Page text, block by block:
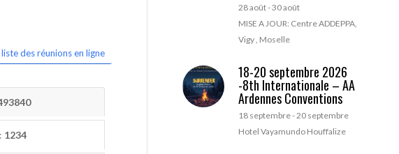
des réunions en ligne
1234
28 août-30 août
MISE A JOUR: Centre ADDEPPA,
Vigy , Moselle
18-20 septembre 2026
-8th Internationale – AA
Ardennes Conventions
18 septembre-20 septembre
Hotel Vayamundo Houffalize